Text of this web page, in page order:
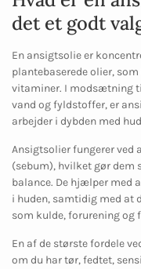
det et godt
En ansigtsolie er
plantebaserede olier,
vitaminer. I modsætning
vand og fyldstoffer, er
arbejder i dybden med
Ansigtsolier fungerer ved
(sebum), hvilket gør
balance. De hjælper med
i huden, samtidig med at
som kulde, forurening og
En af de største fordele
om du har tør, fedtet,